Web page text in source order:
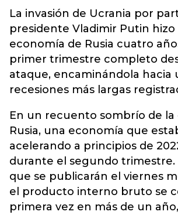
La invasión de Ucrania por
presidente Vladimir Putin
economía de Rusia cuatro
primer trimestre completo
ataque, encaminándola hacia
recesiones más largas
En un recuento sombrío de la
Rusia, una economía que
acelerando a principios de
durante el segundo trimestre.
que se publicarán el viernes
el producto interno bruto se
primera vez en más de un